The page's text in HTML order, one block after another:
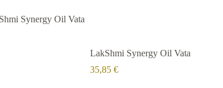
Synergy Oil Vata
LakShmi Synergy Oil Vata
35,85€